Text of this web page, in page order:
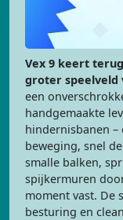
Vex 9 keert
groter speelveld
een
handgemaakte
hindernisbanen –
beweging, snel
smalle balken,
spijkermuren
moment vast. De
besturing en